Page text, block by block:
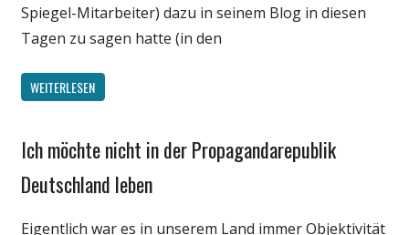
Spiegel-Mitarbeiter) dazu in seinem Blog in diesen
Tagen zu sagen hatte (in den
WEITERLESEN
Gesellschaft
Ich möchte nicht in der Propagandarepublik
Deutschland leben
Eigentlich war es in unserem Land immer Objektivität